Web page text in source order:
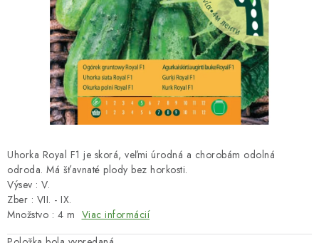
CHÉMIA
KVETINÁČE
DEKORÁCIE
PRIESADY ZELENINY
Kontakty
Podmienky ochrany osobných údajov
Uhorka Royal F1 je skorá, veľmi úrodná a chorobám odolná
odroda. Má šťavnaté plody bez horkosti.
Výsev : V.
Zber : VII. - IX.
Množstvo : 4 m Viac informácií